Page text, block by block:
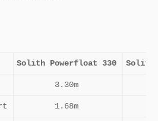
Solith Powerfloat 330 Solith
3.30m
1.68m